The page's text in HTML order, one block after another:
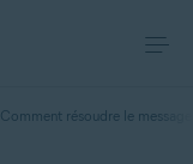
Comment résoudre le